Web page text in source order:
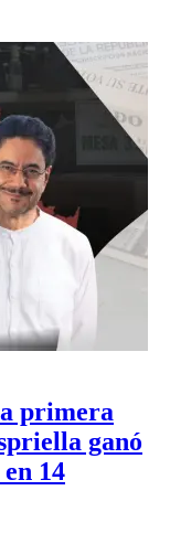
primera
ganó
14